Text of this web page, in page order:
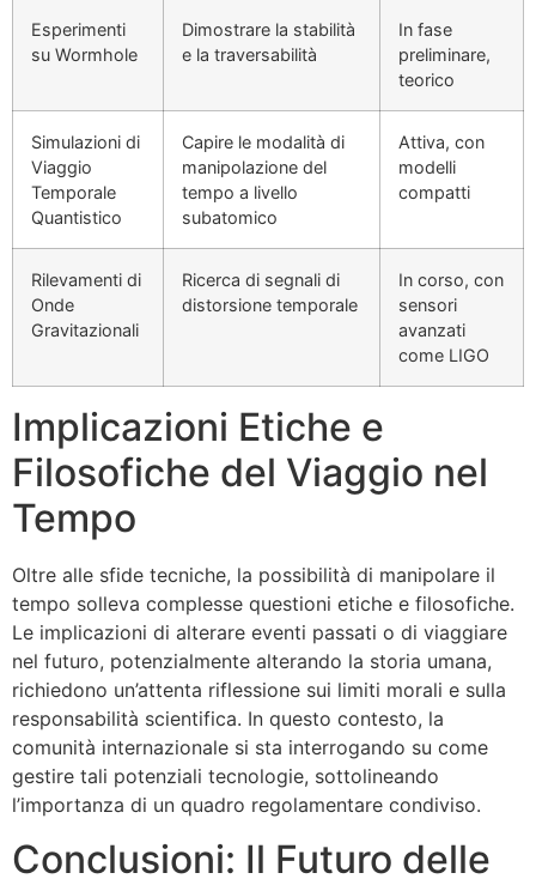
Esperimenti
su Wormhole
Dimostrare la stabilità
e la traversabilità
In fase
preliminare,
teorico
Simulazioni di
Viaggio
Temporale
Quantistico
Capire le modalità di
manipolazione del
tempo a livello
subatomico
Attiva, con
modelli
compatti
Rilevamenti di
Onde
Gravitazionali
Ricerca di segnali di
distorsione temporale
In corso, con
sensori
avanzati
come LIGO
Implicazioni Etiche e
Filosofiche del Viaggio nel
Tempo
Oltre alle sfide tecniche, la possibilità di manipolare il
tempo solleva complesse questioni etiche e filosofiche.
Le implicazioni di alterare eventi passati o di viaggiare
nel futuro, potenzialmente alterando la storia umana,
richiedono un’attenta riflessione sui limiti morali e sulla
responsabilità scientifica. In questo contesto, la
comunità internazionale si sta interrogando su come
gestire tali potenziali tecnologie, sottolineando
l’importanza di un quadro regolamentare condiviso.
Conclusioni: Il Futuro delle